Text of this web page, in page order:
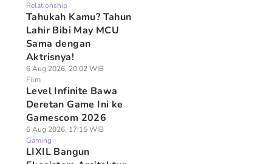
Relationship
Tahukah Kamu? Tahun
Lahir Bibi May MCU
Sama dengan
Aktrisnya!
6 Aug 2026, 20:02 WIB
Film
Level Infinite Bawa
Deretan Game Ini ke
Gamescom 2026
6 Aug 2026, 17:15 WIB
Gaming
LIXIL Bangun